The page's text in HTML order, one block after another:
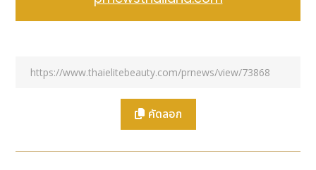
นักท่องเที่ยวได้ตามรอยความงามของมวลดอกไม้ ไม่ว่าจะ
หรือจะเดินทอดน่องชมดอกท้อบนถนนซินหลัว ส่วนใครที่
หลงรักดอกซากุระและดอกแอปเปิลป่าต้องไม่พลาดไปเยือน
เกาะฉางไป๋ นอกจากนี้ยังมีดอกโบตั๋นอันสง่างามที่
พระราชวังโบราณเฉิ่นหยาง และปิดท้ายด้วยการดื่มด่ำกลิ่น
คัดลอก